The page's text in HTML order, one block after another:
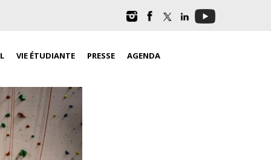
VIE ÉTUDIANTE PRESSE AGENDA